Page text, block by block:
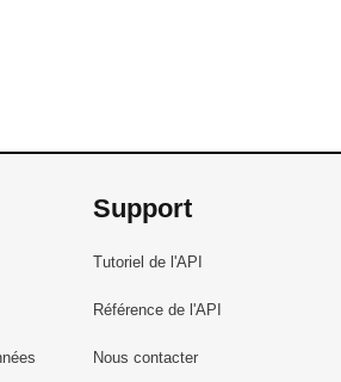
Support
Tutoriel de l'API
Référence de l'API
Nous contacter